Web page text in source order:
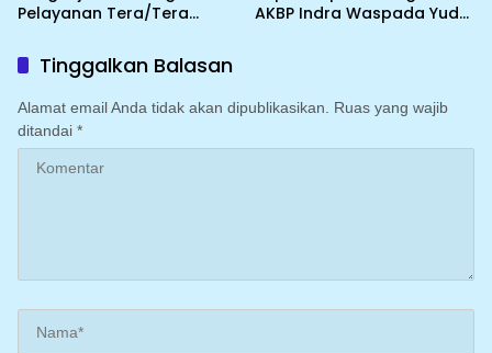
Pelayanan Tera/Tera
AKBP Indra Waspada Yuda
Tinggalkan Balasan
Alamat email Anda tidak akan dipublikasikan.
Ruas yang wajib
ditandai *